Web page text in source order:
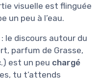
visuelle est flinguée
un peu à l’eau.
le discours autour du
parfum de Grasse,
est un peu chargé
tu t’attends